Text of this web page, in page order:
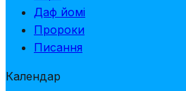
Даф йомі
Пророки
Писання
Календар